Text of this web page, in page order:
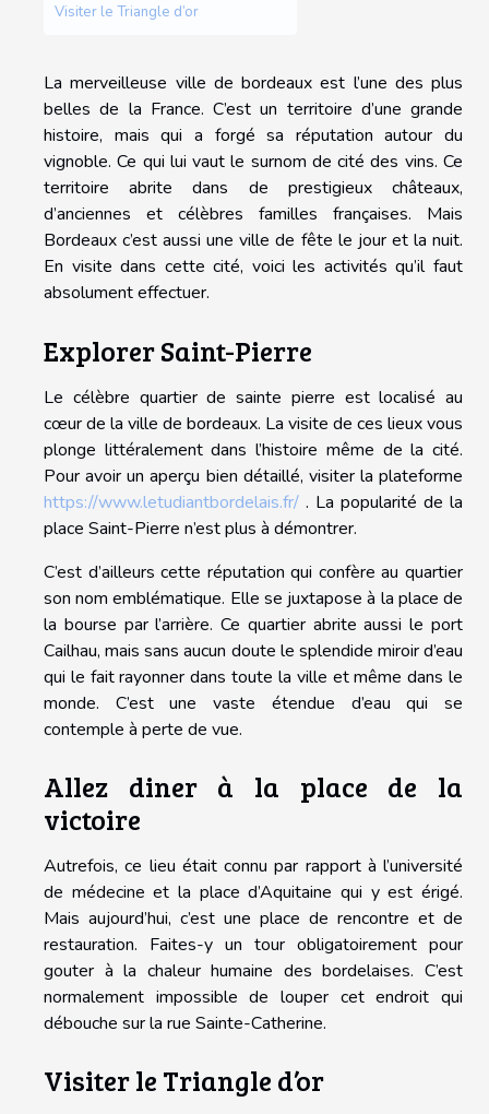
Visiter le Triangle d’or
La merveilleuse ville de bordeaux est l’une des plus
belles de la France. C’est un territoire d’une grande
histoire, mais qui a forgé sa réputation autour du
vignoble. Ce qui lui vaut le surnom de cité des vins. Ce
territoire abrite dans de prestigieux châteaux,
d’anciennes et célèbres familles françaises. Mais
Bordeaux c’est aussi une ville de fête le jour et la nuit.
En visite dans cette cité, voici les activités qu’il faut
absolument effectuer.
Explorer Saint-Pierre
Le célèbre quartier de sainte pierre est localisé au
cœur de la ville de bordeaux. La visite de ces lieux vous
plonge littéralement dans l’histoire même de la cité.
Pour avoir un aperçu bien détaillé, visiter la plateforme
https://www.letudiantbordelais.fr/ . La popularité de la
place Saint-Pierre n’est plus à démontrer.
C’est d’ailleurs cette réputation qui confère au quartier
son nom emblématique. Elle se juxtapose à la place de
la bourse par l’arrière. Ce quartier abrite aussi le port
Cailhau, mais sans aucun doute le splendide miroir d’eau
qui le fait rayonner dans toute la ville et même dans le
monde. C’est une vaste étendue d’eau qui se
contemple à perte de vue.
Allez diner à la place de la
victoire
Autrefois, ce lieu était connu par rapport à l’université
de médecine et la place d’Aquitaine qui y est érigé.
Mais aujourd’hui, c’est une place de rencontre et de
restauration. Faites-y un tour obligatoirement pour
gouter à la chaleur humaine des bordelaises. C’est
normalement impossible de louper cet endroit qui
débouche sur la rue Sainte-Catherine.
Visiter le Triangle d’or